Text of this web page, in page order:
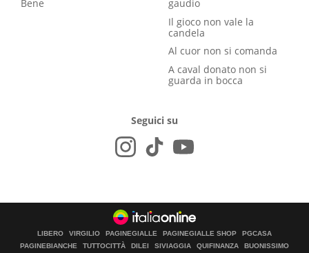
Bene
gaudio
Il gioco non vale la
candela
Al cuor non si comanda
A caval donato non si
guarda in bocca
Seguici su
LIBERO VIRGILIO PAGINEGIALLE PAGINEGIALLE SHOP
PGCASA
PAGINEBIANCHE
TUTTOCITTÀ DILEI SIVIAGGIA QUIFINANZA BUONISSIMO